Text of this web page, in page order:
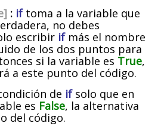
: if toma a la variable que
no debes
escribir ifmás el nombre
de los dos puntos para
si la variable es True,
a este punto del código.
de if solo que en
es False, la alternativa
del código.